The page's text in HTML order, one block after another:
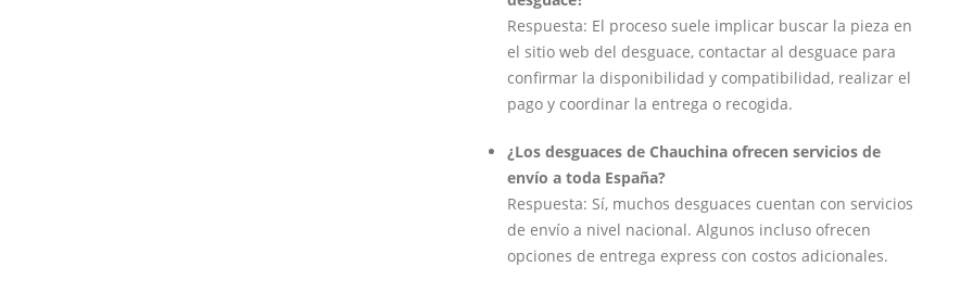
Respuesta: El proceso suele implicar buscar la pieza en
el sitio web del desguace, contactar al desguace para
confirmar la disponibilidad y compatibilidad, realizar el
pago y coordinar la entrega o recogida.
¿Los desguaces de Chauchina ofrecen servicios de
envío a toda España?
Respuesta: Sí, muchos desguaces cuentan con servicios
de envío a nivel nacional. Algunos incluso ofrecen
opciones de entrega express con costos adicionales.